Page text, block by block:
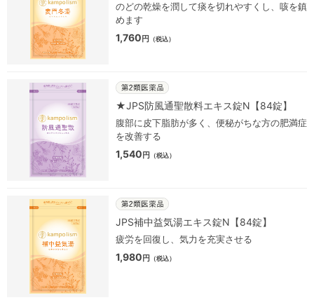
のどの乾燥を潤して痰を切れやすくし、咳を鎮
めます
1,760 円 （税込）
★JPS防風通聖散料エキス錠N【84錠】
腹部に皮下脂肪が多く、便秘がちな方の肥満症
を改善する
1,540 円 （税込）
JPS補中益気湯エキス錠N【84錠】
疲労を回復し、気力を充実させる
1,980 円 （税込）